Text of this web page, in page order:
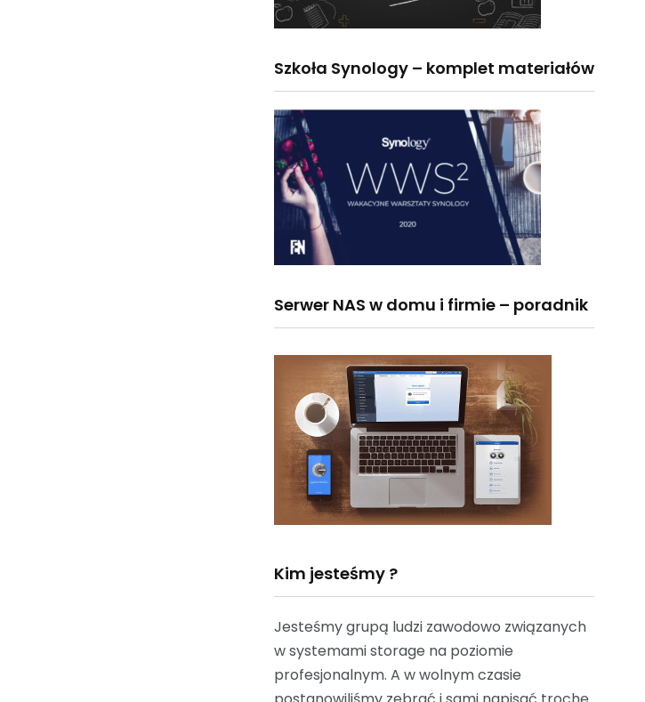
Szkoła Synology – komplet materiałów
Serwer NAS w domu i firmie – poradnik
Kim jesteśmy ?
Jesteśmy grupą ludzi zawodowo związanych
w systemami storage na poziomie
profesjonalnym. A w wolnym czasie